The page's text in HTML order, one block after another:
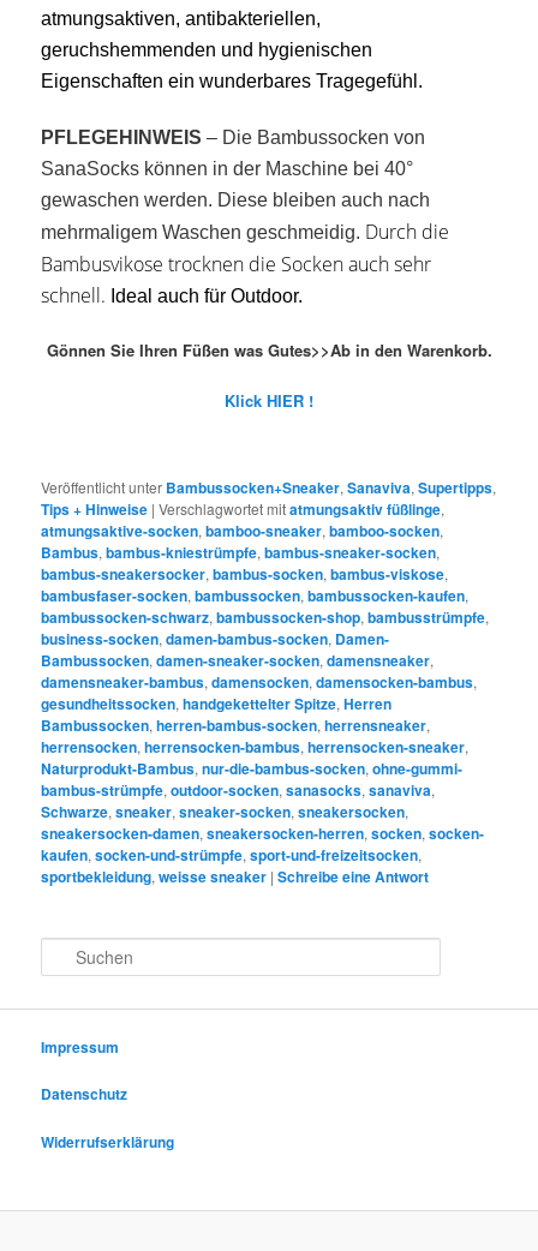
atmungsaktiven, antibakteriellen,
geruchshemmenden und hygienischen
Eigenschaften ein wunderbares Tragegefühl.
PFLEGEHINWEIS – Die Bambussocken von
SanaSocks können in der Maschine bei 40°
gewaschen werden. Diese bleiben auch nach
mehrmaligem Waschen geschmeidig. Durch die
Bambusvikose trocknen die Socken auch sehr
schnell. Ideal auch für Outdoor.
Gönnen Sie Ihren Füßen was Gutes>>Ab in den Warenkorb.
Klick HIER !
Veröffentlicht unter Bambussocken+Sneaker,Sanaviva,Supertipps,
Tips + Hinweise |Verschlagwortet mitatmungsaktiv füßlinge,
atmungsaktive-socken,bamboo-sneaker,bamboo-socken,
Bambus,bambus-kniestrümpfe,bambus-sneaker-socken,
bambus-sneakersocker,bambus-socken,bambus-viskose,
bambusfaser-socken,bambussocken,bambussocken-kaufen,
bambussocken-schwarz,bambussocken-shop,bambusstrümpfe,
business-socken,damen-bambus-socken, Damen-
Bambussocken,damen-sneaker-socken,damensneaker,
damensneaker-bambus,damensocken,damensocken-bambus,
gesundheitssocken,handgekettelter Spitze,Herren
Bambussocken,herren-bambus-socken,herrensneaker,
herrensocken,herrensocken-bambus,herrensocken-sneaker,
Naturprodukt-Bambus,nur-die-bambus-socken,ohne-gummi-
bambus-strümpfe,outdoor-socken,sanasocks,sanaviva,
Schwarze,sneaker,sneaker-socken,sneakersocken,
sneakersocken-damen,sneakersocken-herren,socken,socken-
kaufen,socken-und-strümpfe,sport-und-freizeitsocken,
sportbekleidung,weisse sneaker |Schreibe eine Antwort
u
e
Impressum
Datenschutz
Widerrufserklärung